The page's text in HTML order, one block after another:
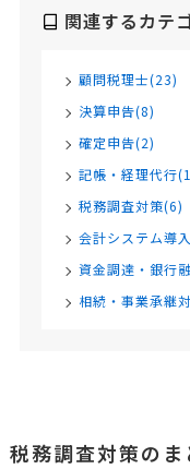
関連するカテ
顧問税理士(23)
決算申告(8)
確定申告(2)
記帳・経理代行
税務調査対策(6)
会計システム導
資金調達・銀行
相続・事業承継
税務調査対策のま